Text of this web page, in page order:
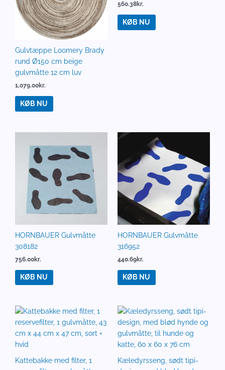
Gulvtæppe Loomery Brady
rund Ø150 cm beige
gulvmåtte 12 cm luv
1,079.00kr.
KØB NU
560.38kr.
KØB NU
HORNBAUER Gulvmåtte
308182
756.00kr.
KØB NU
HORNBAUER Gulvmåtte
316952
440.69kr.
KØB NU
Kattebakke med filter, 1
Kæledyrsseng, sødt tipi-